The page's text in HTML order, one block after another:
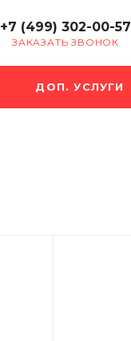
+7 (499) 302-00-57
ЗАКАЗАТЬ ЗВОНОК
ДОП. УСЛУГИ